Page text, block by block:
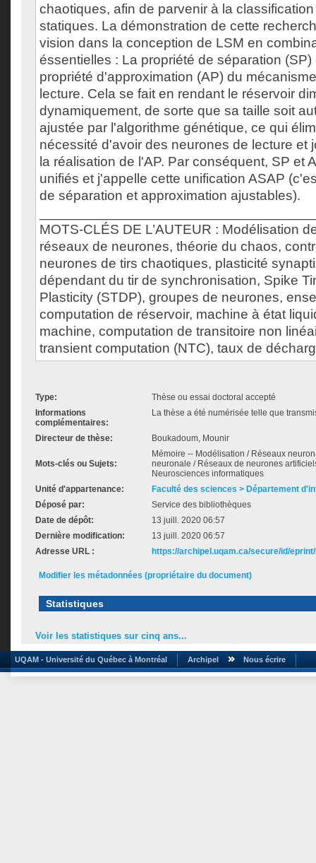
chaotiques, afin de parvenir à la
statiques. La démonstration de cette
vision dans la conception de LSM en
éssentielles : La propriété de séparation
propriété d'approximation (AP) du
lecture. Cela se fait en rendant le réservoir
dynamiquement, de sorte que sa taille soit
ajustée par l'algorithme génétique, ce qui
nécessité d'avoir des neurones de lecture et
la réalisation de l'AP. Par conséquent, SP et
unifiés et j'appelle cette unification ASAP
de séparation et approximation ajustables).
MOTS-CLÉS DE L’AUTEUR : Modélisation
réseaux de neurones, théorie du chaos,
neurones de tirs chaotiques, plasticité
dépendant du tir de synchronisation, Spike
Plasticity (STDP), groupes de neurones,
computation de réservoir, machine à état
machine, computation de transitoire non
transient computation (NTC), taux de
Type:
Thèse ou essai doctoral accepté
Informations
complémentaires:
La thèse a été numérisée telle que
Directeur de thèse: Boukadoum, Mounir
Mots-clés ou Sujets:
Mémoire -- Modélisation / Réseaux
neuronale / Réseaux de neurones
Neurosciences informatiques
Unité d'appartenance:
Faculté des sciences > Département
Déposé par:
Service des bibliothèques
Date de dépôt:
13 juill. 2020 06:57
Dernière modification:
13 juill. 2020 06:57
Adresse URL :
https://archipel.uqam.ca/secure/id/
Modifier les métadonnées (propriétaire du document)
Statistiques
Voir les statistiques sur cinq ans...
UQAM - Université du Québec à Montréal Archipel Nous écrire